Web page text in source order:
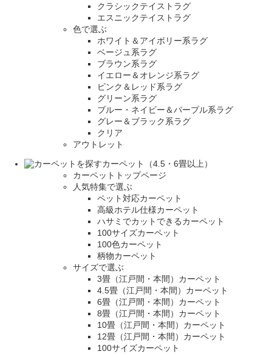
クラシックテイストラグ
エスニックテイストラグ
色で選ぶ
ホワイト＆アイボリー系ラグ
ベージュ系ラグ
ブラウン系ラグ
イエロー＆オレンジ系ラグ
ピンク＆レッド系ラグ
グリーン系ラグ
ブルー・ネイビー＆パープル系ラグ
グレー＆ブラック系ラグ
クリア
アウトレット
カーペット（4.5・6畳以上）
カーペットトップページ
人気特集で選ぶ
ペット対応カーペット
高級ホテル仕様カーペット
ハサミでカットできるカーペット
100サイズカーペット
100色カーペット
柄物カーペット
サイズで選ぶ
3畳（江戸間・本間）カーペット
4.5畳（江戸間・本間）カーペット
6畳（江戸間・本間）カーペット
8畳（江戸間・本間）カーペット
10畳（江戸間・本間）カーペット
12畳（江戸間・本間）カーペット
100サイズカーペット